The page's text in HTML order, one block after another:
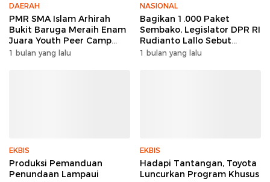
DAERAH
PMR SMA Islam Arhirah
Bukit Baruga Meraih Enam
Juara Youth Peer Camp
2026
1 bulan yang lalu
NASIONAL
Bagikan 1.000 Paket
Sembako, Legislator DPR RI
Rudianto Lallo Sebut
Kepercayaan Publik Ke
1 bulan yang lalu
EKBIS
Produksi Pemanduan
Penundaan Lampaui
EKBIS
Hadapi Tantangan, Toyota
Luncurkan Program Khusus